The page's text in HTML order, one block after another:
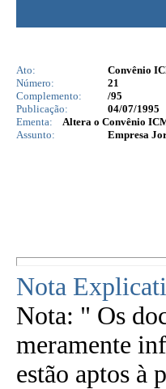
Ato:
Convênio
Número:
21
Complemento:
/95
Publicação:
04/07/1995
Ementa:
Altera o Convênio
Assunto:
Empresa
Nota
Nota: " Os
meramente
estão aptos à